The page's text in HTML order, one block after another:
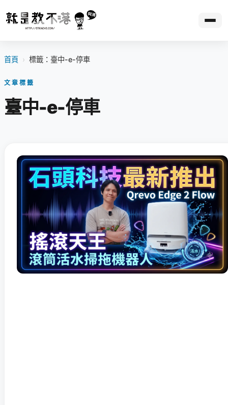
首頁 › 標籤：臺中-e-停車
文章標籤
臺中-e-停車